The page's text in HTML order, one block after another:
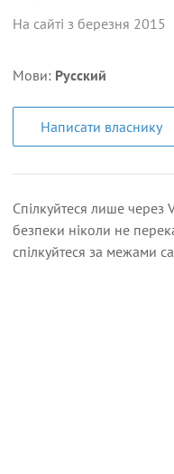
На сайті з березня 2015
Мови: Русский
Написати власнику
Спілкуйтеся лише через
безпеки ніколи не
спілкуйтеся за межами